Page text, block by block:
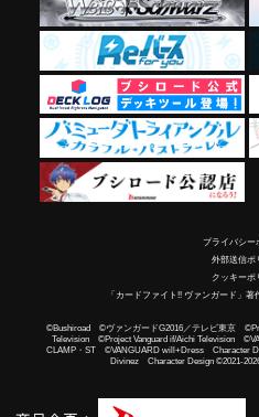
プライバシー
外部送信ポ
クッキーポ
「カードファイト!! ヴァンガード」
©Bushiroad ©ヴァンガードG2016／テレビ東京
Television ©Project Vanguard if/Aichi Television
CLAMP・ST ©VANGUARD will+Dress Character
Divinez Character Design ©2021-